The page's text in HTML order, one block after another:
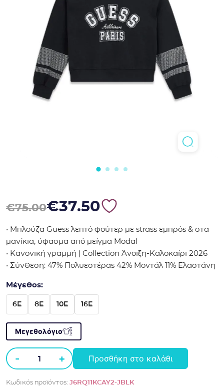
€75.00
Original price was: €75.00.
€37.50
Η τρέχουσα τιμή είναι: €37.50.
• Μπλούζα Guess λεπτό φούτερ με strass εμπρός & στα
μανίκια, ύφασμα από μείγμα Modal
• Κανονική γραμμή | Collection Άνοιξη-Καλοκαίρι 2026
• Σύνθεση: 47% Πολυεστέρας 42% Μοντάλ 11% Ελαστάνη
Μέγεθος:
6E 8E 10E 16E
Μεγεθολόγιο
-
Μπλούζα
φούτερ
+ Προσθήκη στο καλάθι
Κωδικός προϊόντος: J6RQ11KCAY2-JBLK